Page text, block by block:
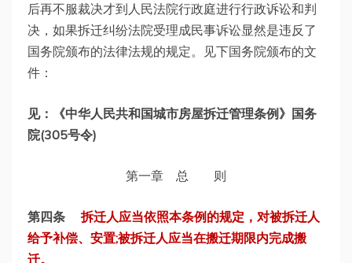
后再不服裁决才到人民法院行政庭进行行政诉讼和判
决，如果拆迁纠纷法院受理成民事诉讼显然是违反了
国务院颁布的法律法规的规定。见下国务院颁布的文
件：
见：《中华人民共和国城市房屋拆迁管理条例》国务
院(305号令)
第一章 总 则
第四条 拆迁人应当依照本条例的规定，对被拆迁人
给予补偿、安置;被拆迁人应当在搬迁期限内完成搬
迁。